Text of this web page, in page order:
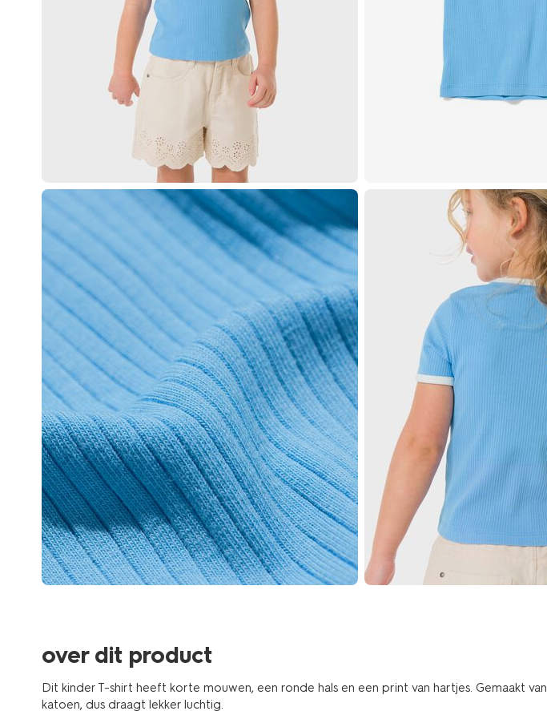
over dit product
Dit kinder T-shirt heeft korte mouwen, een ronde hals en een print van hartjes. Gemaakt van
katoen, dus draagt lekker luchtig.